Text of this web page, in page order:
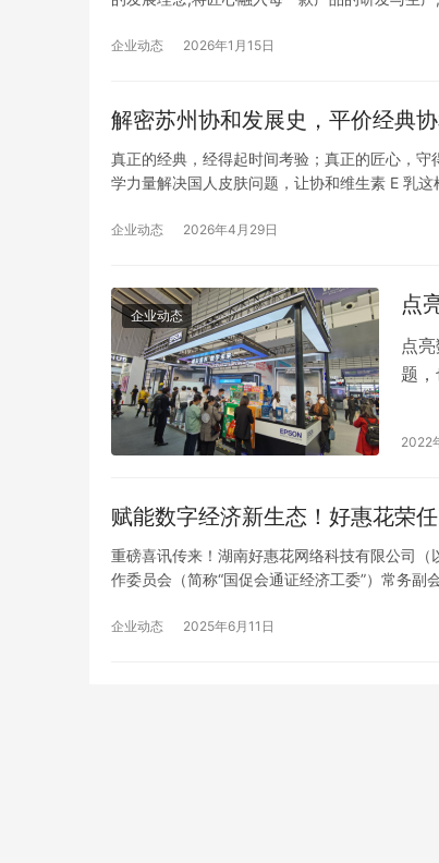
企业动态 2026年1月15日
解密苏州协和发展史，平价经典
真正的经典，经得起时间考验；真正的匠心，
学力量解决国人皮肤问题，让协和维生素 E 乳
企业动态 2026年4月29日
企业动态 点
点
题
验
2022
赋能数字经济新生态！好惠花荣
重磅喜讯传来！湖南好惠花网络科技有限公司
作委员会（简称“国促会通证经济工委”）常务
经…
企业动态 2025年6月11日
达成战略合作共建智慧农业示范区
从
新”